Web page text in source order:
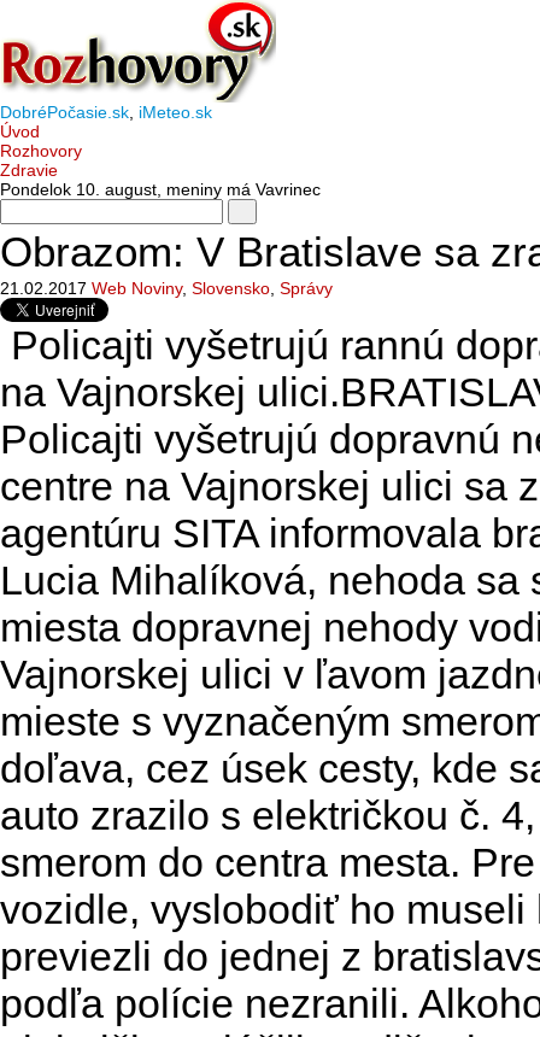
DobréPočasie.sk iMeteo.sk
Úvod
Rozhovory
Zdravie
Pondelok 10. august , meniny má Vavrinec
Obrazom: V Bratislave sa
21.02.2017 Web Noviny, Slovensko Správy
Policajti vyšetrujú rannú
na Vajnorskej
Policajti vyšetrujú dopravnú
centre na Vajnorskej ulici sa
agentúru SITA informovala
Lucia Mihalíková, nehoda
miesta dopravnej nehody
Vajnorskej ulici v ľavom
mieste s vyznačeným
doľava, cez úsek cesty, kde
auto zrazilo s električkou č.
smerom do centra mesta.
vozidle, vyslobodiť ho
previezli do jednej z
podľa polície nezranili.